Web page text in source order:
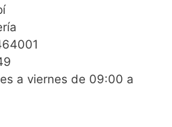
a viernes de 09:00 a